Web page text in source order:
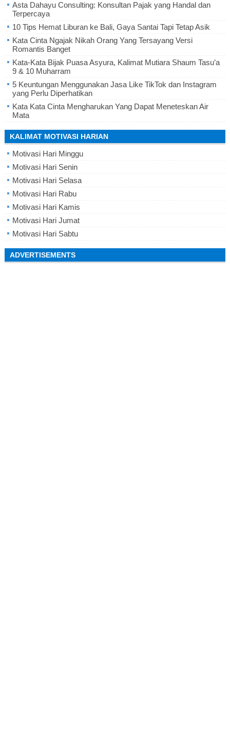
Asta Dahayu Consulting: Konsultan Pajak yang Handal dan
Terpercaya
10 Tips Hemat Liburan ke Bali, Gaya Santai Tapi Tetap Asik
Kata Cinta Ngajak Nikah Orang Yang Tersayang Versi
Romantis Banget
Kata-Kata Bijak Puasa Asyura, Kalimat Mutiara Shaum Tasu’a
9 & 10 Muharram
5 Keuntungan Menggunakan Jasa Like TikTok dan Instagram
yang Perlu Diperhatikan
Kata Kata Cinta Mengharukan Yang Dapat Meneteskan Air
Mata
KALIMAT MOTIVASI HARIAN
Motivasi Hari Minggu
Motivasi Hari Senin
Motivasi Hari Selasa
Motivasi Hari Rabu
Motivasi Hari Kamis
Motivasi Hari Jumat
Motivasi Hari Sabtu
ADVERTISEMENTS